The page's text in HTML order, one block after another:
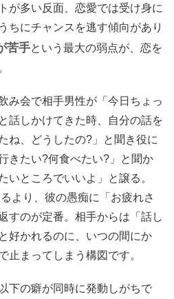
が多い反面、恋愛では受け身に
ちにチャンスを逃す傾向があり
苦手という最大の弱点が、恋を
み会で相手男性が「今日ちょっ
話しかけてきた時、自分の話を
ね、どうしたの?」と聞き役に
きたい?何食べたい?」と聞か
ところでいいよ」と譲る。
より、彼の愚痴に「お疲れさ
すのが定番。相手からは「話し
好かれるのに、いつの間にか
止まってしまう構図です。
下の癖が同時に発動しがちで